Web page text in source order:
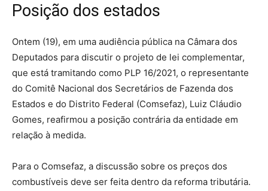
Posição dos estados
Ontem (19), em uma audiência pública na Câmara dos
Deputados para discutir o projeto de lei complementar,
que está tramitando como PLP 16/2021, o representante
do Comitê Nacional dos Secretários de Fazenda dos
Estados e do Distrito Federal (Comsefaz), Luiz Cláudio
Gomes, reafirmou a posição contrária da entidade em
relação à medida.
Para o Comsefaz, a discussão sobre os preços dos
combustíveis deve ser feita dentro da reforma tributária.